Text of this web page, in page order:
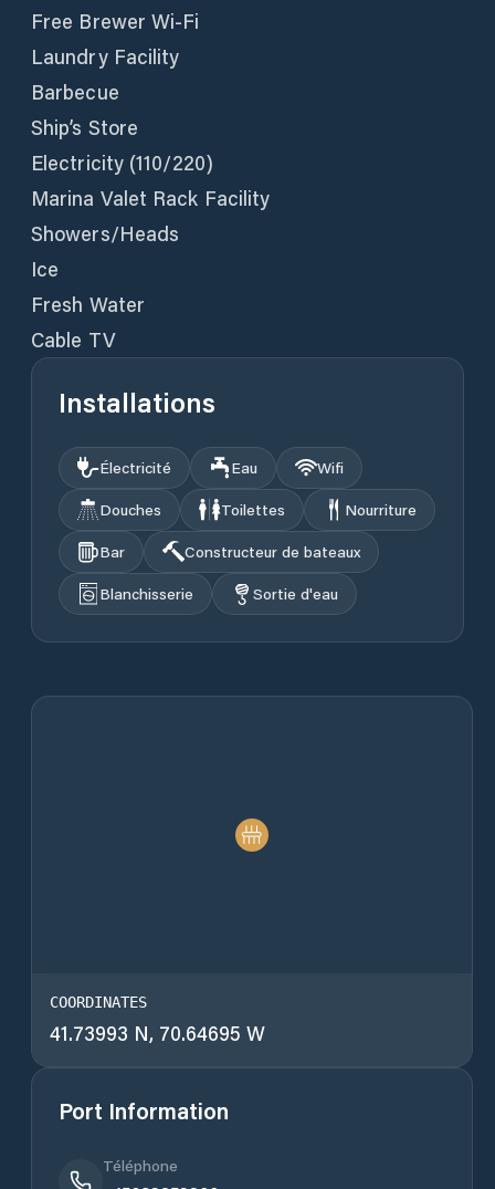
Free Brewer Wi-Fi
Laundry Facility
Barbecue
Ship’s Store
Electricity (110/220)
Marina Valet Rack Facility
Showers/Heads
Ice
Fresh Water
Cable TV
Installations
Électricité Eau
Wifi
Douches
Toilettes
Nourriture
Bar
Constructeur de bateaux
Blanchisserie
Sortie d'eau
COORDINATES
41.73993 N, 70.64695 W
Port Information
Téléphone